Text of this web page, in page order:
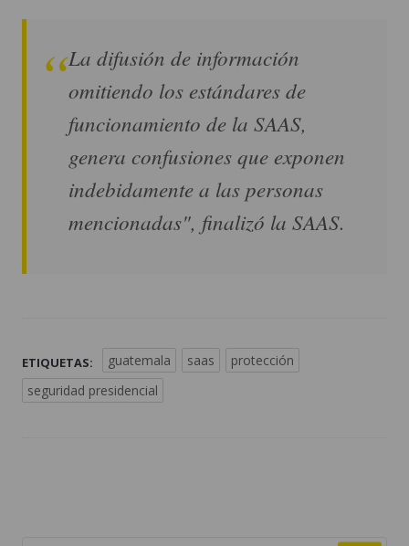
La difusión de información
omitiendo los estándares de
funcionamiento de la SAAS,
genera confusiones que exponen
indebidamente a las personas
mencionadas", finalizó la SAAS.
ETIQUETAS: guatemala saas
protección
seguridad presidencial